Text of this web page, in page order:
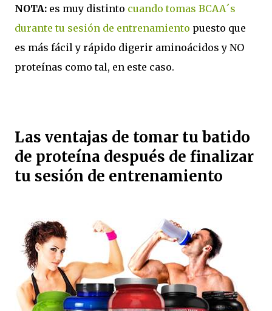
NOTA: es muy distinto cuando tomas BCAA´s
durante tu sesión de entrenamiento puesto que
es más fácil y rápido digerir aminoácidos y NO
proteínas como tal, en este caso.
Las ventajas de tomar tu batido
de proteína después de finalizar
tu sesión de entrenamiento